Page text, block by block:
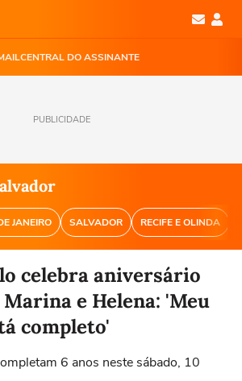
CENTRAL DO ASSINANTE
PUBLICIDADE
JANEIRO SALVADOR RECIFE E OLINDA
celebra aniversário
Marina e Helena: 'Meu
completo'
6 anos neste sábado, 10